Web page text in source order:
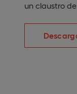
un claustro